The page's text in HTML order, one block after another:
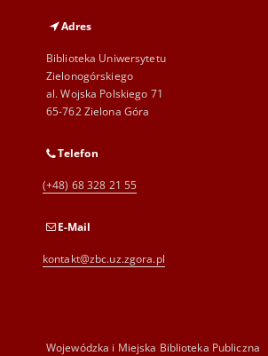
Adres
Biblioteka Uniwersytetu
Zielonogórskiego
al. Wojska Polskiego 71
65-762 Zielona Góra
Telefon
(+48) 68 328 21 55
E-Mail
kontakt@zbc.uz.zgora.pl
Wojewódzka i Miejska Biblioteka Publiczna